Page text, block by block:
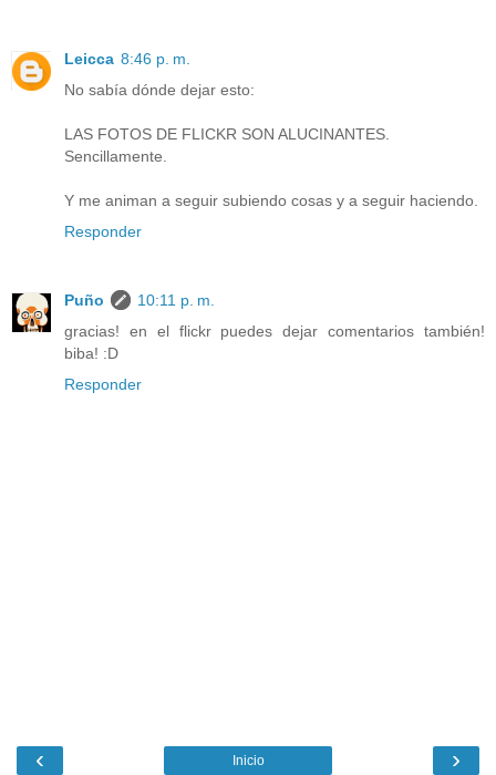
Leicca 8:46 p. m.
No sabía dónde dejar esto:
LAS FOTOS DE FLICKR SON ALUCINANTES.
Sencillamente.
Y me animan a seguir subiendo cosas y a seguir haciendo.
Responder
Puño
10:11 p. m.
gracias! en el flickr puedes dejar comentarios también!
biba! :D
Responder
‹ ›
Inicio